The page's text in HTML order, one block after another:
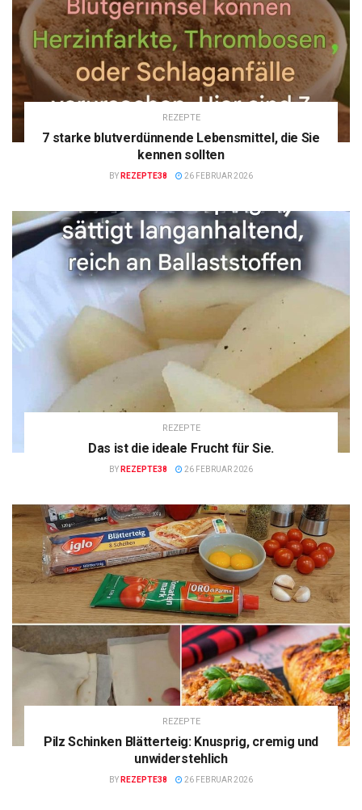
REZEPTE
7 starke blutverdünnende Lebensmittel, die Sie
kennen sollten
BY REZEPTE38 26 FEBRUAR 2026
REZEPTE
Das ist die ideale Frucht für Sie.
BY REZEPTE38 26 FEBRUAR 2026
REZEPTE
Pilz Schinken Blätterteig: Knusprig, cremig und
unwiderstehlich
BY REZEPTE38 26 FEBRUAR 2026